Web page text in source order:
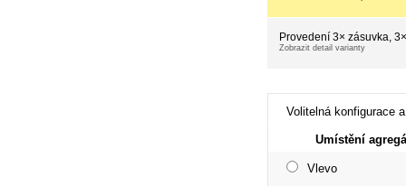
Provedení 3× zásuvka,
Zobrazit detail varianty
Volitelná konfigurace
Umístění
Vlevo